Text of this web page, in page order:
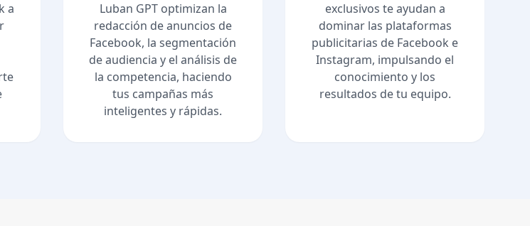
a
Luban GPT optimizan la
redacción de anuncios de
Facebook, la segmentación
de audiencia y el análisis de
la competencia, haciendo
tus campañas más
inteligentes y rápidas.
exclusivos te ayudan a
dominar las plataformas
publicitarias de Facebook e
Instagram, impulsando el
conocimiento y los
resultados de tu equipo.